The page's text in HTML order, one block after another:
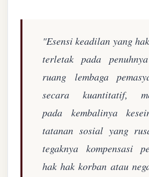
"Esensi keadilan yang
terletak pada
ruang lembaga
secara kuantitatif,
pada kembalinya
tatanan sosial yang
tegaknya kompensasi
hak hak korban atau